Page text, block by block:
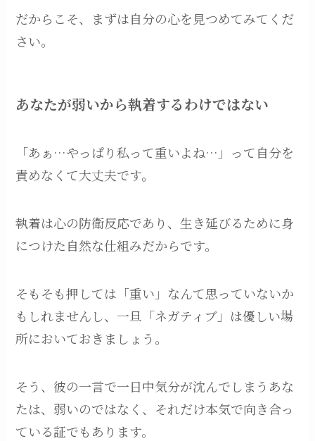
だからこそ、まずは自分の心を見つめてみてくだ
さい。
あなたが弱いから執着するわけではない
「あぁ…やっぱり私って重いよね…」って自分を
責めなくて大丈夫です。
執着は心の防衛反応であり、生き延びるために身
につけた自然な仕組みだからです。
そもそも押しては「重い」なんて思っていないか
もしれませんし、一旦「ネガティブ」は優しい場
所においておきましょう。
そう、彼の一言で一日中気分が沈んでしまうあな
たは、弱いのではなく、それだけ本気で向き合っ
ている証でもあります。